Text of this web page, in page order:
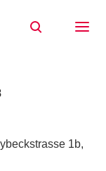
1b,